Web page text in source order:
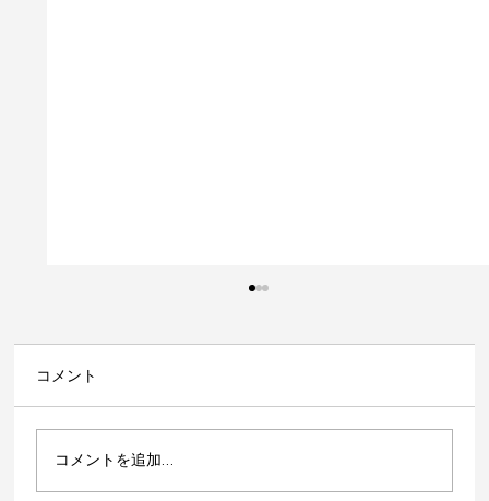
コメント
コメントを追加…